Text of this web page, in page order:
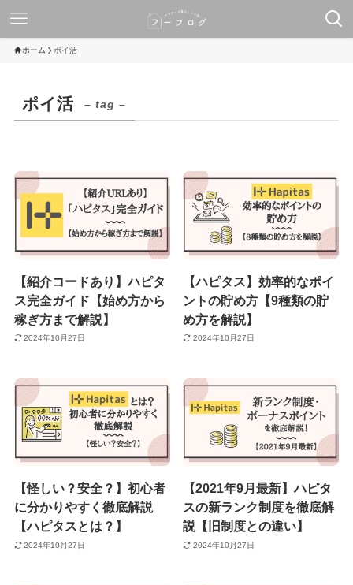
ホーム ポイ活
ポイ活 – tag –
【紹介コードあり】ハピタ
ス完全ガイド【始め方から
稼ぎ方まで解説】
2024年10月27日
【ハピタス】効率的なポイ
ントの貯め方【9種類の貯
め方を解説】
2024年10月27日
【怪しい？安全？】初心者
に分かりやすく徹底解説
【ハピタスとは？】
2024年10月27日
【2021年9月最新】ハピタ
スの新ランク制度を徹底解
説【旧制度との違い】
2024年10月27日